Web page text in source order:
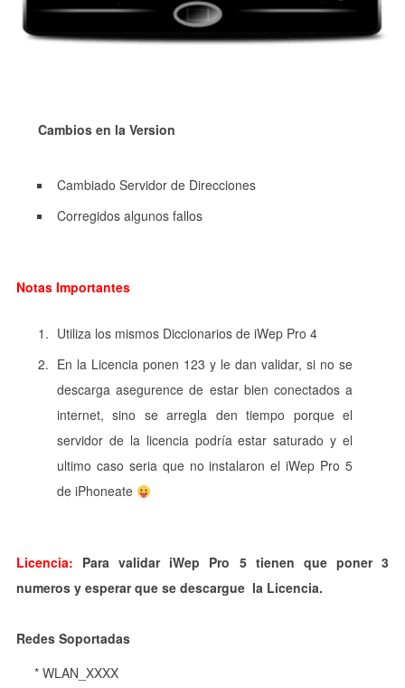
Cambios en la Version
Cambiado Servidor de Direcciones
Corregidos algunos fallos
Notas Importantes
Utiliza los mismos Diccionarios de iWep Pro 4
En la Licencia ponen 123 y le dan validar, si no se
descarga asegurence de estar bien conectados a
internet, sino se arregla den tiempo porque el
servidor de la licencia podría estar saturado y el
ultimo caso seria que no instalaron el iWep Pro 5
de iPhoneate
Licencia: Para validar iWep Pro 5 tienen que poner 3
numeros y esperar que se descargue la Licencia.
Redes Soportadas
* WLAN_XXXX